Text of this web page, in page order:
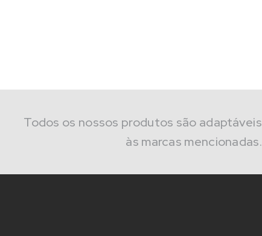
Todos os nossos produtos são adaptáveis
às marcas mencionadas.